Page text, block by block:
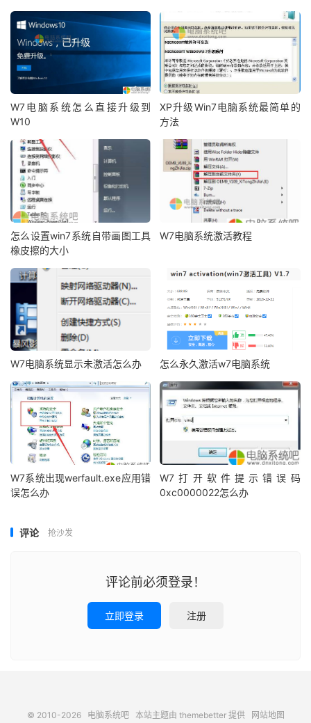
W7电脑系统怎么直接升级到
W10
XP升级Win7电脑系统最简单的
方法
怎么设置win7系统自带画图工具
橡皮擦的大小
W7电脑系统激活教程
W7电脑系统显示未激活怎么办 怎么永久激活w7电脑系统
W7系统出现werfault.exe应用错
误怎么办
W7打开软件提示错误码
0xc0000022怎么办
评论 抢沙发
评论前必须登录！
立即登录 注册
© 2010-2026 电脑系统吧本站主题由 themebetter提供 网站地图